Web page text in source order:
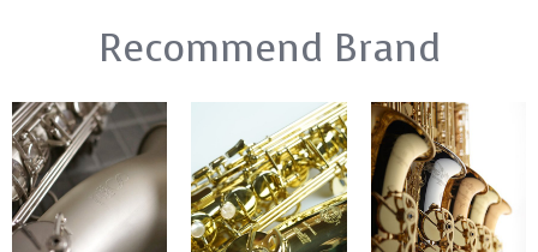
Recommend Brand